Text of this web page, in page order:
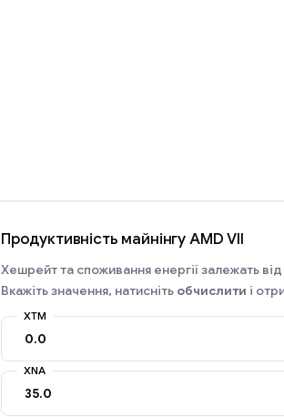
Продуктивність майнінгу AMD VII
Хешрейт та споживання енергії залежать
Вкажіть значення, натисніть обчислити і
XTM
XNA